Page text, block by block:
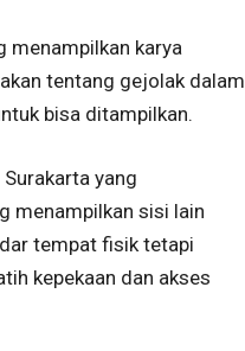
menampilkan karya
tentang gejolak dalam
bisa ditampilkan.
yang
menampilkan sisi lain
tempat fisik tetapi
kepekaan dan akses